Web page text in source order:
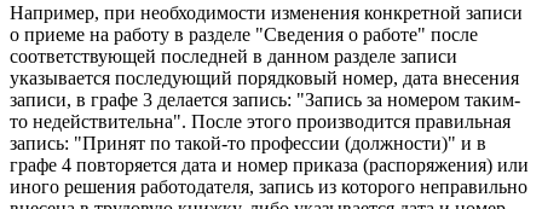
Например, при необходимости изменения конкретной записи
о приеме на работу в разделе "Сведения о работе" после
соответствующей последней в данном разделе записи
указывается последующий порядковый номер, дата внесения
записи, в графе 3 делается запись: "Запись за номером таким-
то недействительна". После этого производится правильная
запись: "Принят по такой-то профессии (должности)" и в
графе 4 повторяется дата и номер приказа (распоряжения) или
иного решения работодателя, запись из которого неправильно